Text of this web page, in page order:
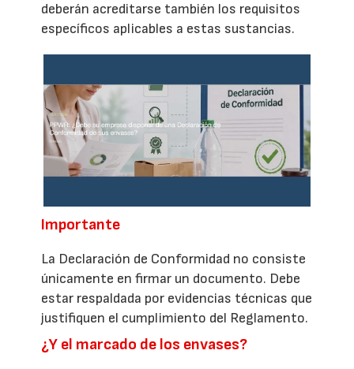
deberán acreditarse también los requisitos
específicos aplicables a estas sustancias.
Importante
La Declaración de Conformidad no consiste
únicamente en firmar un documento. Debe
estar respaldada por evidencias técnicas que
justifiquen el cumplimiento del Reglamento.
¿Y el marcado de los envases?